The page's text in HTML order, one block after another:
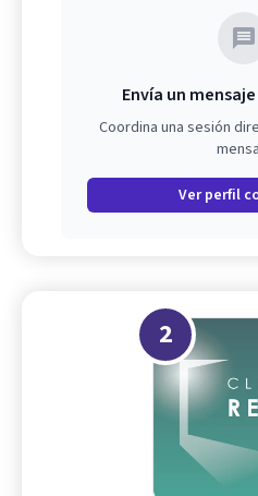
Envía un
Coordina una sesión
Ver perfil
2